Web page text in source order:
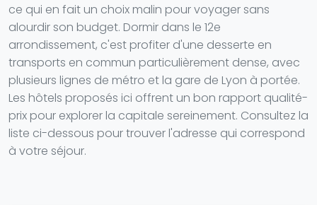
ce qui en fait un choix malin pour voyager sans
alourdir son budget. Dormir dans le 12e
arrondissement, c'est profiter d'une desserte en
transports en commun particulièrement dense, avec
plusieurs lignes de métro et la gare de Lyon à portée.
Les hôtels proposés ici offrent un bon rapport qualité-
prix pour explorer la capitale sereinement. Consultez la
liste ci-dessous pour trouver l'adresse qui correspond
à votre séjour.